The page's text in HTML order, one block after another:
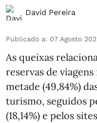
David Pereira
Publicado a: 07 Agosto
As queixas
reservas de
metade (49,84%)
turismo, seguidos
(18,14%) e pelos